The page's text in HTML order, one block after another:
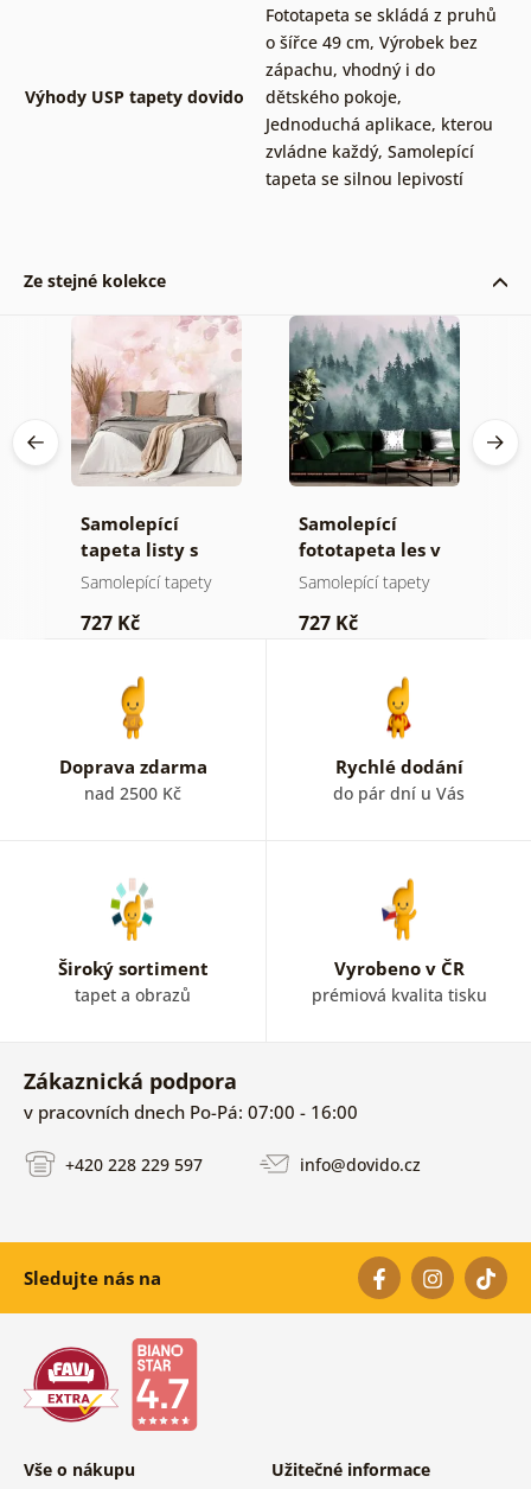
Výhody USP tapety dovido
Fototapeta se skládá z pruhů
o šířce 49 cm, Výrobek bez
zápachu, vhodný i do
dětského pokoje,
Jednoduchá aplikace, kterou
zvládne každý, Samolepící
tapeta se silnou lepivostí
Ze stejné kolekce
Samolepící
tapeta listy s
pastelovým
Samolepící tapety
727 Kč
Samolepící
fototapeta les v
mlze
Samolepící tapety
727 Kč
Doprava zdarma
nad 2500 Kč
Rychlé dodání
do pár dní u Vás
Široký sortiment
tapet a obrazů
Vyrobeno v ČR
prémiová kvalita tisku
Zákaznická podpora
v pracovních dnech Po-Pá: 07:00 - 16:00
+420 228 229 597 info@dovido.cz
Sledujte nás na
Vše o nákupu Užitečné informace